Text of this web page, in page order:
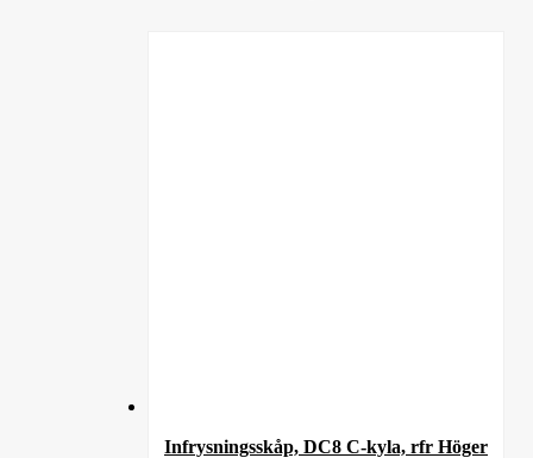
Infrysningsskåp, DC8 C-kyla, rfr Höger